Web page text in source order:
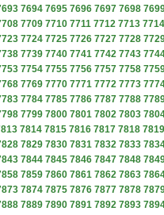
7694 7695 7696 7697 7698
7709 7710 7711 7712 7713 7714
7724 7725 7726 7727 7728
7739 7740 7741 7742 7743
7754 7755 7756 7757 7758
7769 7770 7771 7772 7773
7784 7785 7786 7787 7788
7799 7800 7801 7802 7803
7814 7815 7816 7817 7818 7819
7829 7830 7831 7832 7833
7844 7845 7846 7847 7848
7859 7860 7861 7862 7863
7874 7875 7876 7877 7878
7889 7890 7891 7892 7893